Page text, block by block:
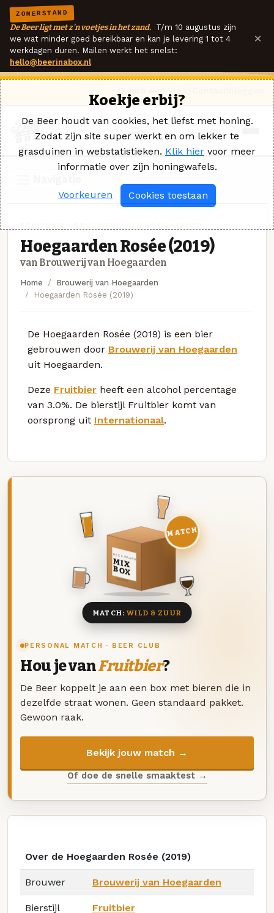
ZOMERSTAND
De Beer ligt met z'n voetjes in het zand. T/m 10 augustus zijn
we wat minder goed bereikbaar en kan je levering 1 tot 4
werkdagen duren. Mailen werkt het snelst:
hello@beerinabox.nl
×
Hoegaarden Rosée (2019)
van Brouwerij van Hoegaarden
Home
Brouwerij van Hoegaarden
Hoegaarden Rosée (2019)
De Hoegaarden Rosée (2019) is een bier
gebrouwen door Brouwerij van Hoegaarden
uit Hoegaarden.
Deze Fruitbier heeft een alcohol percentage
van 3.0%. De bierstijl Fruitbier komt van
oorsprong uit Internationaal.
PERSONAL MATCH · BEER CLUB
Hou je vanFruitbier?
De Beer koppelt je aan een box met bieren die in
dezelfde straat wonen. Geen standaard pakket.
Gewoon raak.
Bekijk jouw match →
Of doe de snelle smaaktest →
DEZE MAAND
MIX
BOX
8 BIEREN
MATCH
MATCH:WILD & ZUUR
Over de Hoegaarden Rosée (2019)
Brouwer Brouwerij van Hoegaarden
Bierstijl Fruitbier
Koekje erbij?
De Beer houdt van cookies, het liefst met honing.
Zodat zijn site super werkt en om lekker te
grasduinen in webstatistieken. Klik hier voor meer
informatie over zijn honingwafels.
Voorkeuren Cookies toestaan